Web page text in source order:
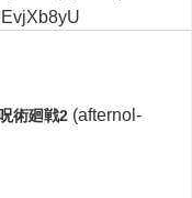
術廻戦2 (afternol-